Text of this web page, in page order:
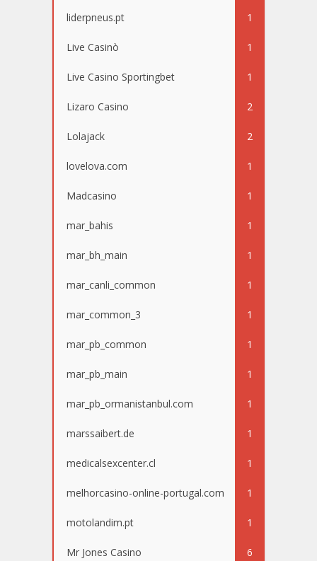
liderpneus.pt 1
Live Casinò 1
Live Casino Sportingbet 1
Lizaro Casino 2
Lolajack 2
lovelova.com 1
Madcasino 1
mar_bahis 1
mar_bh_main 1
mar_canli_common 1
mar_common_3 1
mar_pb_common 1
mar_pb_main 1
mar_pb_ormanistanbul.com 1
marssaibert.de 1
medicalsexcenter.cl 1
melhorcasino-online-portugal.com 1
motolandim.pt 1
Mr Jones Casino 6